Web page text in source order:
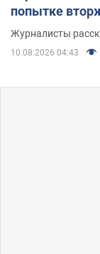
попытке
Журналисты
10.08.2026 04:43